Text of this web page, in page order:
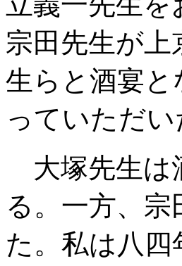
宗田先生が
生らと酒宴
っていただい
大塚先生は
る。一方、
た。私は八